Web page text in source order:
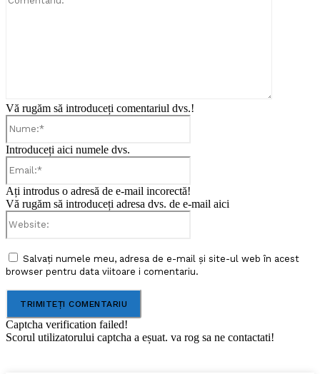
Vă rugăm să introduceți comentariul dvs.!
Introduceți aici numele dvs.
Ați introdus o adresă de e-mail incorectă!
Vă rugăm să introduceți adresa dvs. de e-mail aici
Salvați numele meu, adresa de e-mail și site-ul web în acest
browser pentru data viitoare i comentariu.
Captcha verification failed!
Scorul utilizatorului captcha a eșuat. va rog sa ne contactati!